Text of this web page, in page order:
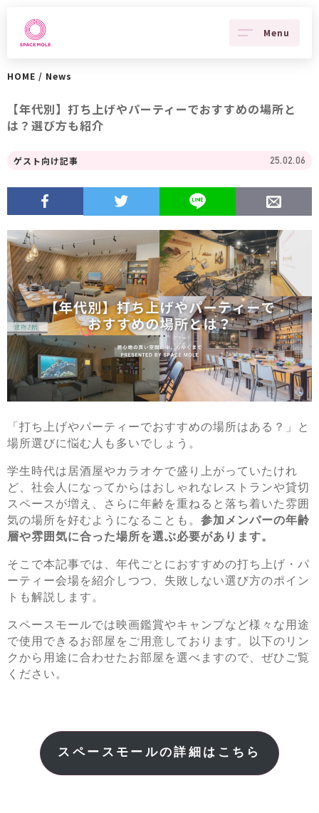
Menu
HOME / News
【年代別】打ち上げやパーティーでおすすめの場所と
は？選び方も紹介
ゲスト向け記事 25.02.06
「打ち上げやパーティーでおすすめの場所はある？」と
場所選びに悩む人も多いでしょう。
学生時代は居酒屋やカラオケで盛り上がっていたけれ
ど、社会人になってからはおしゃれなレストランや貸切
スペースが増え、さらに年齢を重ねると落ち着いた雰囲
気の場所を好むようになることも。 参加メンバーの年齢
層や雰囲気に合った場所を選ぶ必要があります。
そこで本記事では、年代ごとにおすすめの打ち上げ・パ
ーティー会場を紹介しつつ、失敗しない選び方のポイン
トも解説します。
スペースモールでは映画鑑賞やキャンプなど様々な用途
で使用できるお部屋をご用意しております。以下のリン
クから用途に合わせたお部屋を選べますので、ぜひご覧
ください。
スペースモールの詳細はこちら